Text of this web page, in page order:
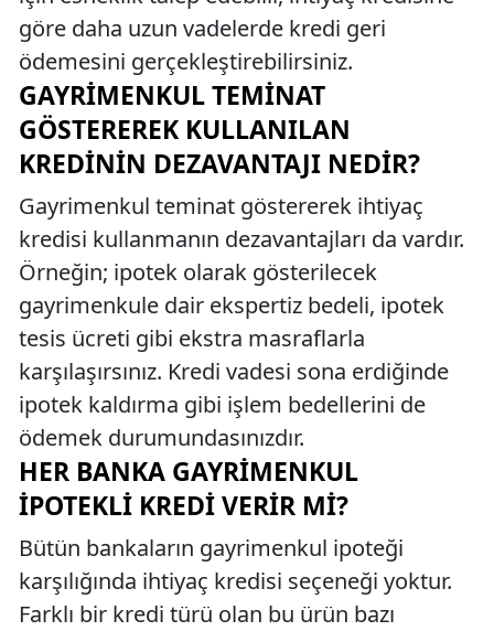
göre daha uzun vadelerde kredi geri
ödemesini gerçekleştirebilirsiniz.
GAYRIMENKUL TEMINAT
GÖSTEREREK KULLANILAN
KREDININ DEZAVANTAJI NEDIR?
Gayrimenkul teminat göstererek ihtiyaç
kredisi kullanmanın dezavantajları da vardır.
Örneğin; ipotek olarak gösterilecek
gayrimenkule dair ekspertiz bedeli, ipotek
tesis ücreti gibi ekstra masraflarla
karşılaşırsınız. Kredi vadesi sona erdiğinde
ipotek kaldırma gibi işlem bedellerini de
ödemek durumundasınızdır.
HER BANKA GAYRIMENKUL
İPOTEKLI KREDI VERIR MI?
Bütün bankaların gayrimenkul ipoteği
karşılığında ihtiyaç kredisi seçeneği yoktur.
Farklı bir kredi türü olan bu ürün bazı